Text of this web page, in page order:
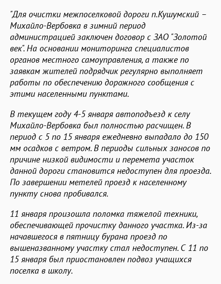
"Для очистки межпоселковой дороги п.Кушумский –
Михайло-Вербовка в зимний период
администрацией заключен договор с ЗАО "Золотой
век". На основании мониторинга специалистов
органов местного самоуправления, а также по
заявкам жителей подрядчик регулярно выполняет
работы по обеспечению дорожного сообщения с
этими населенными пунктами.
В текущем году 4-5 января автоподъезд к селу
Михайло-Вербовка был полностью расчищен. В
период с 5 по 15 января ежедневно выпадало до 150
мм осадков с ветром. В периоды сильных заносов по
причине низкой видимости и перемета участок
данной дороги становится недоступен для проезда.
По завершении метелей проезд к населенному
пункту снова пробивался.
11 января произошла поломка тяжелой техники,
обеспечивающей прочистку данного участка. Из-за
начавшегося в пятницу бурана проезд по
вышеназванному участку стал недоступен. С 11 по
15 января был приостановлен подвоз учащихся
поселка в школу.